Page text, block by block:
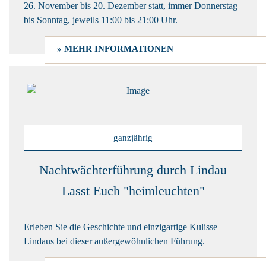
26. November bis 20. Dezemberstatt, immer Donnerstag
bis Sonntag, jeweils 11:00 bis 21:00 Uhr.
» MEHR INFORMATIONEN
ganzjährig
Nachtwächterführung durch Lindau
Lasst Euch "heimleuchten"
Erleben Sie die Geschichte und einzigartige Kulisse
Lindaus bei dieser außergewöhnlichen Führung.